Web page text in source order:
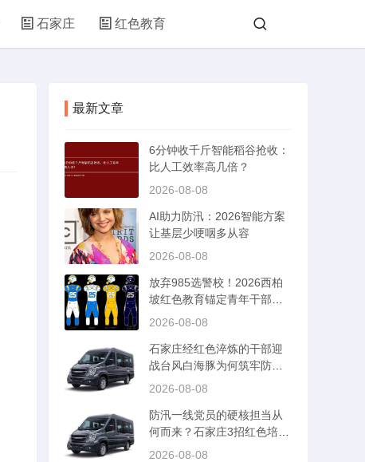
石家庄 红色教育
最新文章
6分钟收千斤智能稻谷抢收：
比人工效率高几倍？
2026-08-08
AI助力防汛：2026智能方案
让基层少哽咽多从容
2026-08-08
放弃985选警校！2026西柏
坡红色教育锚定青年干部成
长
2026-08-08
石家庄经红色淬炼的干部迎
战台风白海豚为何筑牢防汛
防线
2026-08-08
防汛一线党员的硬核担当从
何而来？石家庄3招红色培训
破局
2026-08-08